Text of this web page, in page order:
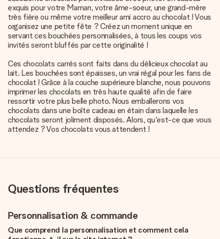
exquis pour votre Maman, votre âme-soeur, une grand-mère
très fière ou même votre meilleur ami accro au chocolat ! Vous
organisez une petite fête ? Créez un moment unique en
servant ces bouchées personnalisées, à tous les coups vos
invités seront bluffés par cette originalité !
Ces chocolats carrés sont faits dans du délicieux chocolat au
lait. Les bouchées sont épaisses, un vrai régal pour les fans de
chocolat ! Grâce à la couche supérieure blanche, nous pouvons
imprimer les chocolats en très haute qualité afin de faire
ressortir votre plus belle photo. Nous emballerons vos
chocolats dans une boîte cadeau en étain dans laquelle les
chocolats seront joliment disposés. Alors, qu'est-ce que vous
attendez ? Vos chocolats vous attendent !
Questions fréquentes
Personnalisation & commande
Que comprend la personnalisation et comment cela